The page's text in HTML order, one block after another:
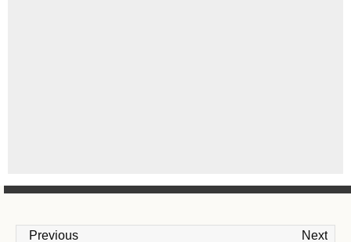
Previous Next